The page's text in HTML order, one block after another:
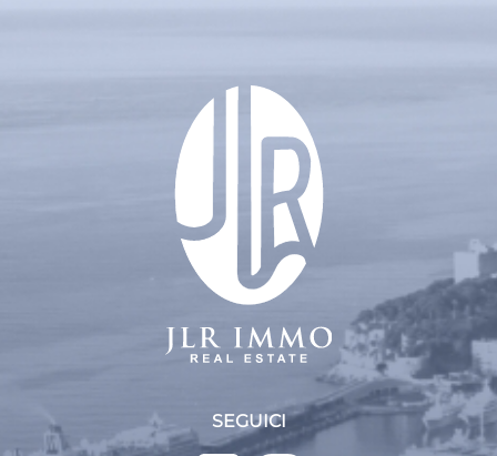
SEGUICI